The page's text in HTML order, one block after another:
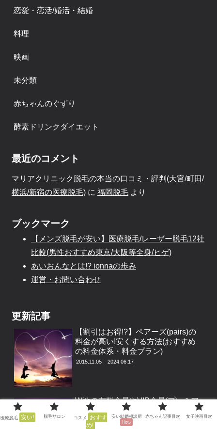
恋愛・恋活/婚活・結婚
料理
映画
未分類
赤ちゃんのぐずり
酵素ドリンクダイエット
最近のコメント
マリアクリニック脱毛の本当の口コミ・評判(大宮/町田/
横浜/新宿の医療脱毛) に 福岡脱毛 より
ブックマーク
【メンズ脱毛が安い】医療脱毛/レーザー脱毛12社
比較(男性おすすめ東京/大阪等全身/ヒゲ)
あいおんなとは!? ionnaの歩み
運営・お問い合わせ
更新記事
【割引はお得!?】ペアーズ(pairs)の
料金が高い!安くする方法(おすすめ
の料金体系・料金プラン)
2015.11.05 2024.06.17
Withの有料会員やVIP会員(プレミア
ム会員)の解約・退会の仕方
2017.04.08 2024.06.16
医療脱毛 安い! 脱毛サロン コスメ
おすす
め!
安い結婚相談所
Hot♪
赤ちゃん記事目次 女子映画目次